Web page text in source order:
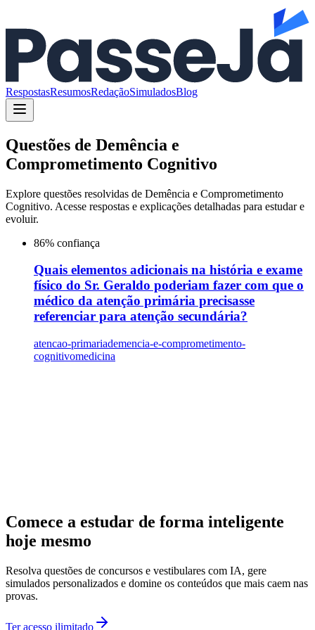
RespostasResumosRedaçãoSimuladosBlog
Questões de Demência e
Comprometimento Cognitivo
Explore questões resolvidas de Demência e Comprometimento
Cognitivo. Acesse respostas e explicações detalhadas para estudar e
evoluir.
86% confiança
Quais elementos adicionais na história e exame
físico do Sr. Geraldo poderiam fazer com que o
médico da atenção primária precisasse
referenciar para atenção secundária?
atencao-primariademencia-e-comprometimento-
cognitivomedicina
Comece a estudar de forma inteligente
hoje mesmo
Resolva questões de concursos e vestibulares com IA, gere
simulados personalizados e domine os conteúdos que mais caem nas
provas.
Ter acesso ilimitado